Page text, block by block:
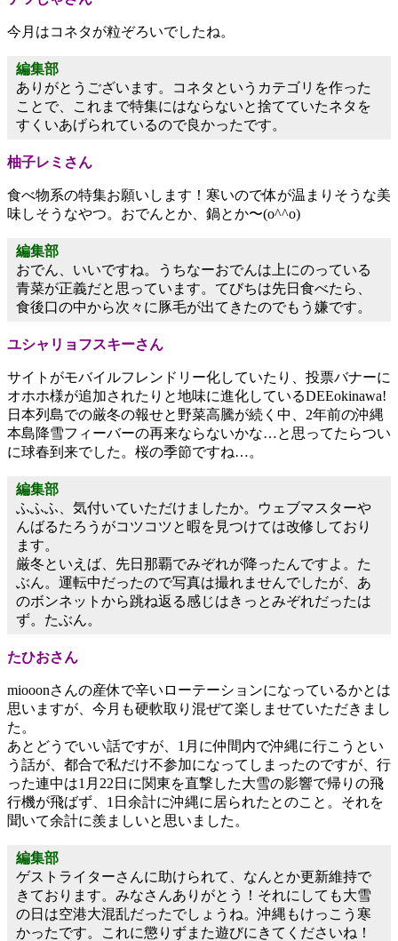
今月はコネタが粒ぞろいでしたね。
編集部
ありがとうございます。コネタというカテゴリを作った
ことで、これまで特集にはならないと捨てていたネタを
すくいあげられているので良かったです。
柚子レミさん
食べ物系の特集お願いします！寒いので体が温まりそうな美
味しそうなやつ。おでんとか、鍋とか〜(o^^o)
編集部
おでん、いいですね。うちなーおでんは上にのっている
青菜が正義だと思っています。てびちは先日食べたら、
食後口の中から次々に豚毛が出てきたのでもう嫌です。
ユシャリョフスキーさん
サイトがモバイルフレンドリー化していたり、投票バナーに
オホホ様が追加されたりと地味に進化しているDEEokinawa!
日本列島での厳冬の報せと野菜高騰が続く中、2年前の沖縄
本島降雪フィーバーの再来ならないかな…と思ってたらつい
に球春到来でした。桜の季節ですね…。
編集部
ふふふ、気付いていただけましたか。ウェブマスターや
んばるたろうがコツコツと暇を見つけては改修しており
ます。
厳冬といえば、先日那覇でみぞれが降ったんですよ。た
ぶん。運転中だったので写真は撮れませんでしたが、あ
のボンネットから跳ね返る感じはきっとみぞれだったは
ず。たぶん。
たひおさん
miooonさんの産休で辛いローテーションになっているかとは
思いますが、今月も硬軟取り混ぜて楽しませていただきまし
た。
あとどうでいい話ですが、1月に仲間内で沖縄に行こうとい
う話が、都合で私だけ不参加になってしまったのですが、行
った連中は1月22日に関東を直撃した大雪の影響で帰りの飛
行機が飛ばず、1日余計に沖縄に居られたとのこと。それを
聞いて余計に羨ましいと思いました。
編集部
ゲストライターさんに助けられて、なんとか更新維持で
きております。みなさんありがとう！それにしても大雪
の日は空港大混乱だったでしょうね。沖縄もけっこう寒
かったです。これに懲りずまた遊びにきてくださいね！